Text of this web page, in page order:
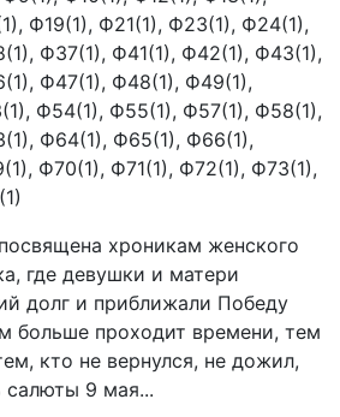
Ф19(1), Ф21(1), Ф23(1), Ф24(1),
Ф37(1), Ф41(1), Ф42(1), Ф43(1),
Ф47(1), Ф48(1), Ф49(1),
Ф54(1), Ф55(1), Ф57(1), Ф58(1),
Ф64(1), Ф65(1), Ф66(1),
Ф70(1), Ф71(1), Ф72(1), Ф73(1),
хроникам женского
где девушки и матери
долг и приближали Победу
больше проходит времени, тем
кто не вернулся, не дожил,
салюты 9 мая...